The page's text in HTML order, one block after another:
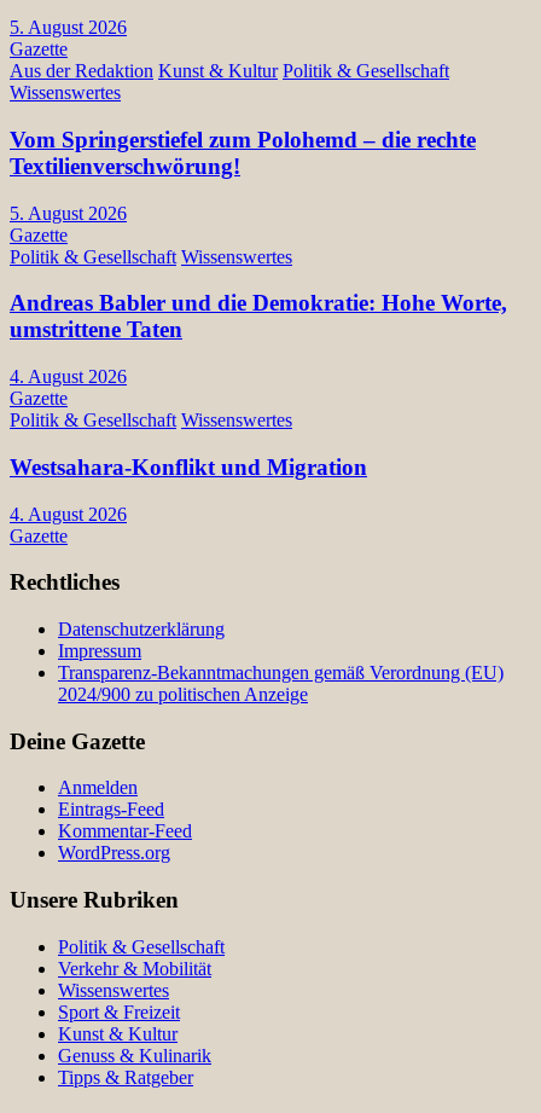
5. August 2026
Gazette
Aus der Redaktion Kunst & Kultur Politik & Gesellschaft
Wissenswertes
Vom Springerstiefel zum Polohemd – die rechte
Textilienverschwörung!
5. August 2026
Gazette
Politik & Gesellschaft Wissenswertes
Andreas Babler und die Demokratie: Hohe Worte,
umstrittene Taten
4. August 2026
Gazette
Politik & Gesellschaft Wissenswertes
Westsahara-Konflikt und Migration
4. August 2026
Gazette
Rechtliches
Datenschutzerklärung
Impressum
Transparenz-Bekanntmachungen gemäß Verordnung (EU)
2024/900 zu politischen Anzeige
Deine Gazette
Anmelden
Eintrags-Feed
Kommentar-Feed
WordPress.org
Unsere Rubriken
Politik & Gesellschaft
Verkehr & Mobilität
Wissenswertes
Sport & Freizeit
Kunst & Kultur
Genuss & Kulinarik
Tipps & Ratgeber